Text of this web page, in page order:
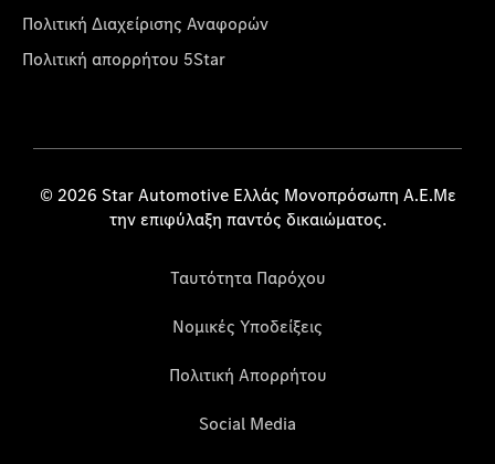
Πολιτική Διαχείρισης Αναφορών
Πολιτική απορρήτου 5Star
© 2026 Star Automotive Ελλάς Μονοπρόσωπη Α.Ε.Με
την επιφύλαξη παντός δικαιώματος.
Ταυτότητα Παρόχου
Νομικές Υποδείξεις
Πολιτική Απορρήτου
Social Media